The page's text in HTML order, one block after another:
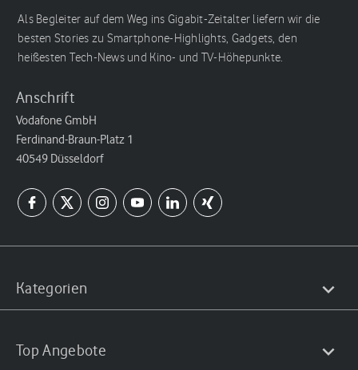
Als Begleiter auf dem Weg ins Gigabit-Zeitalter liefern wir die
besten Stories zu Smartphone-Highlights, Gadgets, den
heißesten Tech-News und Kino- und TV-Höhepunkte.
Anschrift
Vodafone GmbH
Ferdinand-Braun-Platz 1
40549 Düsseldorf
Kategorien
Top Angebote